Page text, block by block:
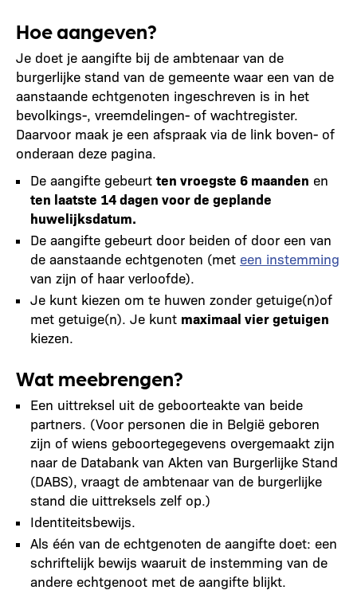
Hoe aangeven?
Je doet je aangifte bij de ambtenaar van de
burgerlijke stand van de gemeente waar een van de
aanstaande echtgenoten ingeschreven is in het
bevolkings-, vreemdelingen- of wachtregister.
Daarvoor maak je een afspraak via de link boven- of
onderaan deze pagina.
De aangifte gebeurt ten vroegste 6 maanden en
ten laatste 14 dagen voor de geplande
huwelijksdatum.
De aangifte gebeurt door beiden of door een van
de aanstaande echtgenoten (met een instemming
van zijn of haar verloofde).
Je kunt kiezen om te huwen zonder getuige(n)of
met getuige(n). Je kunt maximaal vier getuigen
kiezen.
Wat meebrengen?
Een uittreksel uit de geboorteakte van beide
partners. (Voor personen die in België geboren
zijn of wiens geboortegegevens overgemaakt zijn
naar de Databank van Akten van Burgerlijke Stand
(DABS), vraagt de ambtenaar van de burgerlijke
stand die uittreksels zelf op.)
Identiteitsbewijs.
Als één van de echtgenoten de aangifte doet: een
schriftelijk bewijs waaruit de instemming van de
andere echtgenoot met de aangifte blijkt.